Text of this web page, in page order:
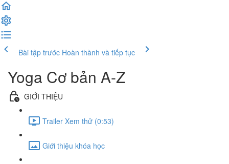
Bài tập trước Hoàn thành và tiếp tục
Yoga Cơ bản A-Z
GIỚI THIỆU
Trailer Xem thử (0:53)
Giới thiệu khóa học